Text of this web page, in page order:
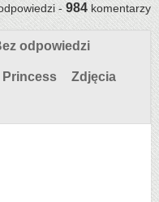
-984komentarzy
odpowiedzi
Princess Zdjęcia